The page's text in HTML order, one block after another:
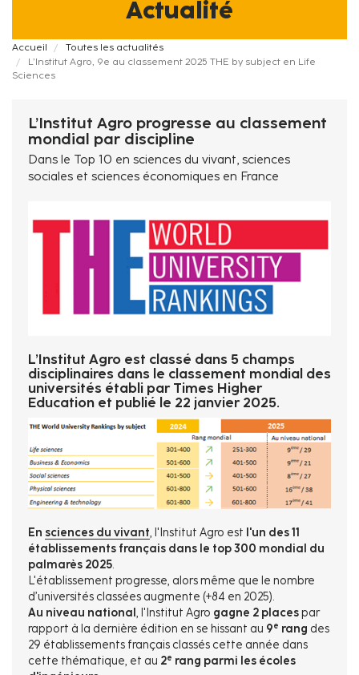
Actualité
Fil
d'Ariane
Accueil
Toutes les actualités
L’Institut Agro, 9e au classement 2025 THE by subject en Life
Sciences
L’Institut Agro progresse au classement
mondial par discipline
Dans le Top 10 en sciences du vivant, sciences
sociales et sciences économiques en France
L’Institut Agro est classé dans 5 champs
disciplinaires dans le classement mondial des
universités établi par Times Higher
Education et publié le 22 janvier 2025.
En sciences du vivant, l'Institut Agro est l'un des 11
établissements français dans le top 300 mondial du
palmarès 2025.
L'établissement progresse, alors même que le nombre
d’universités classées augmente (+84 en 2025).
Au niveau national , l'Institut Agro gagne 2 placespar
rapport à la dernière édition en se hissant au 9e rang des
29 établissements français classés cette année dans
cette thématique, et au 2e rang parmi les écoles